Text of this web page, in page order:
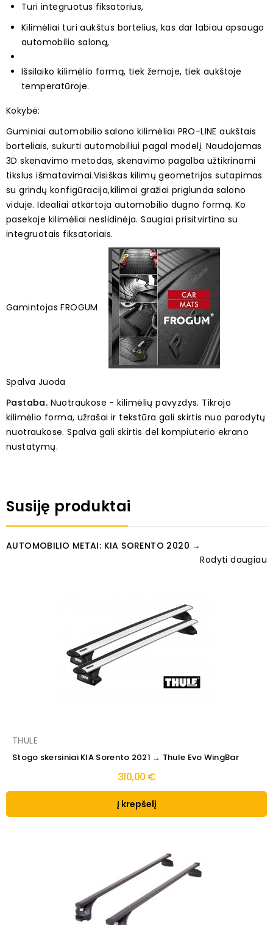
Turi integruotus fiksatorius,
Kilimėliai turi aukštus bortelius, kas dar labiau apsaugo
automobilio saloną,
Išsilaiko kilimėlio formą, tiek žemoje, tiek aukštoje
temperatūroje.
Kokybė:
Guminiai automobilio salono kilimėliai PRO-LINE aukštais
borteliais, sukurti automobiliui pagal modelį. Naudojamas
3D skenavimo metodas, skenavimo pagalba užtikrinami
tikslus išmatavimai.Visiškas kilimų geometrijos sutapimas
su grindų konfigūracija,kilimai gražiai priglunda salono
viduje.Idealiai atkartoja automobilio dugno formą. Ko
pasekoje kilimėliai neslidinėja. Saugiai prisitvirtina su
integruotais fiksatoriais.
Gamintojas FROGUM
Spalva Juoda
Pastaba. Nuotraukose - kilimėlių pavyzdys. Tikrojo
kilimėlio forma, užrašai ir tekstūra gali skirtis nuo parodytų
nuotraukose. Spalva gali skirtis del kompiuterio ekrano
nustatymų.
Susiję produktai
AUTOMOBILIO METAI: KIA SORENTO 2020 →
Rodyti daugiau
THULE
Stogo skersiniai KIA Sorento 2021 → Thule Evo WingBar
310,00 €
Į krepšelį